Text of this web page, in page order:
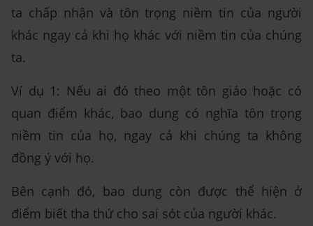
ta chấp nhận và tôn trọng niềm tin của người
khác ngay cả khi họ khác với niềm tin của chúng
ta.
Ví dụ 1: Nếu ai đó theo một tôn giáo hoặc có
quan điểm khác, bao dung có nghĩa tôn trọng
niềm tin của họ, ngay cả khi chúng ta không
đồng ý với họ.
Bên cạnh đó, bao dung còn được thể hiện ở
điểm biết tha thứ cho sai sót của người khác.